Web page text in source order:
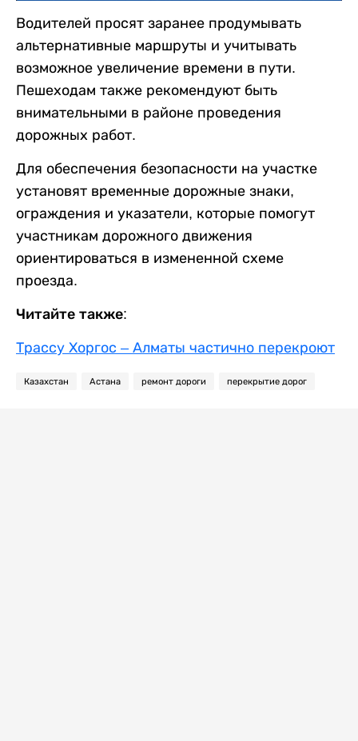
Водителей просят заранее продумывать
альтернативные маршруты и учитывать
возможное увеличение времени в пути.
Пешеходам также рекомендуют быть
внимательными в районе проведения
дорожных работ.
Для обеспечения безопасности на участке
установят временные дорожные знаки,
ограждения и указатели, которые помогут
участникам дорожного движения
ориентироваться в измененной схеме
проезда.
Читайте также:
Трассу Хоргос – Алматы частично перекроют
Казахстан Астана ремонт дороги перекрытие дорог